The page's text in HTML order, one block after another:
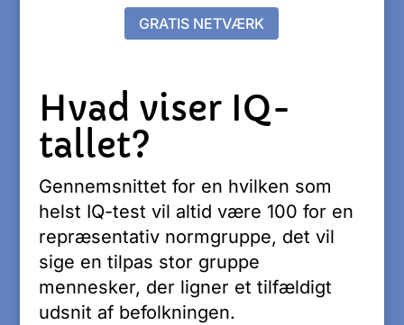
GRATIS NETVÆRK
Hvad viser IQ-
tallet?
Gennemsnittet for en hvilken som
helst IQ-test vil altid være 100 for en
repræsentativ normgruppe, det vil
sige en tilpas stor gruppe
mennesker, der ligner et tilfældigt
udsnit af befolkningen.